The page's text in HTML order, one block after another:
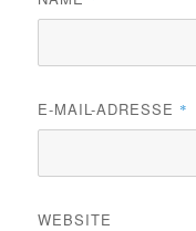
E-MAIL-ADRESSE *
WEBSITE